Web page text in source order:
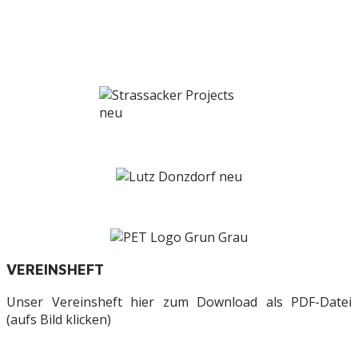
VEREINSHEFT
Unser Vereinsheft hier zum Download als PDF-Datei
(aufs Bild klicken)